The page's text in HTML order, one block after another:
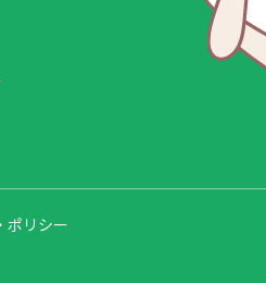
ポリシー